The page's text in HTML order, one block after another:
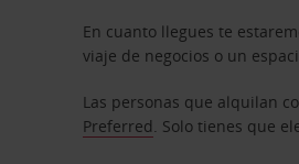
En cuanto llegues te
viaje de negocios o un
Las personas que alquilan
Preferred. Solo tienes que